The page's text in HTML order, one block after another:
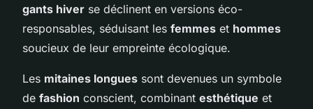
gants hiver se déclinent en versions éco-
responsables, séduisant les femmes et hommes
soucieux de leur empreinte écologique.
Les mitaines longues sont devenues un symbole
de fashion conscient, combinant esthétique et